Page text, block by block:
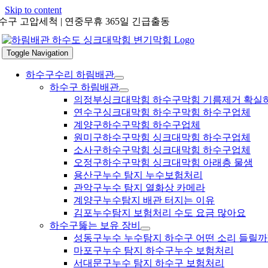
Skip to content
구 고압세척 | 연중무휴 365일 긴급출동
Toggle Navigation
하수구수리 하림배관
하수구 하림배관
의정부싱크대막힘 하수구막힘 기름제거 확실
연수구싱크대막힘 하수구막힘 하수구업체
계양구하수구막힘 하수구업체
원미구하수구막힘 싱크대막힘 하수구업체
소사구하수구막힘 싱크대막힘 하수구업체
오정구하수구막힘 싱크대막힘 아래층 물샘
용산구누수 탐지 누수보험처리
관악구누수 탐지 열화상 카메라
계양구누수탐지 배관 터지는 이유
김포누수탐지 보험처리 수도 요금 많아요
하수구뚫는 보유 장비
성동구누수 누수탐지 하수구 어떤 소리 들릴까
마포구누수 탐지 하수구누수 보험처리
서대문구누수 탐지 하수구 보험처리